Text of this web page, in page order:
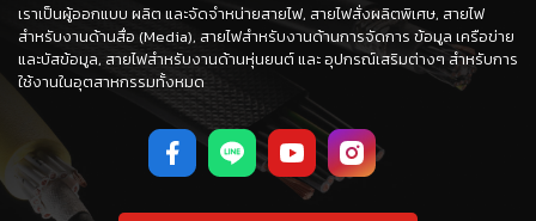
เราเป็นผู้ออกแบบ ผลิต และจัดจำหน่ายสายไฟ, สายไฟสั่งผลิตพิเศษ, สายไฟ
สำหรับงานด้านสื่อ (Media), สายไฟสำหรับงานด้านการจัดการ ข้อมูล เครือข่าย
และบัสข้อมูล, สายไฟสำหรับงานด้านหุ่นยนต์ และ อุปกรณ์เสริมต่างๆ สำหรับการ
ใช้งานในอุตสาหกรรมทั้งหมด